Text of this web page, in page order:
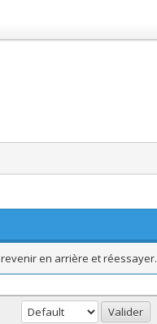
en arrière et réessayer.